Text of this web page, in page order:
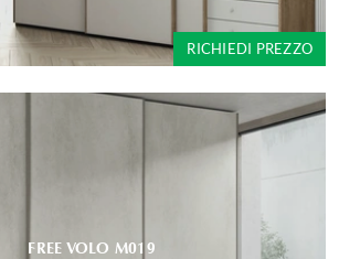
RICHIEDI PREZZO
FREE VOLO M019